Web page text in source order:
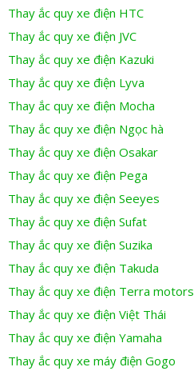
Thay ắc quy xe điện HTC
Thay ắc quy xe điện JVC
Thay ắc quy xe điện Kazuki
Thay ắc quy xe điện Lyva
Thay ắc quy xe điện Mocha
Thay ắc quy xe điện Ngọc hà
Thay ắc quy xe điện Osakar
Thay ắc quy xe điện Pega
Thay ắc quy xe điện Seeyes
Thay ắc quy xe điện Sufat
Thay ắc quy xe điện Suzika
Thay ắc quy xe điện Takuda
Thay ắc quy xe điện Terra motors
Thay ắc quy xe điện Việt Thái
Thay ắc quy xe điện Yamaha
Thay ắc quy xe máy điện Gogo